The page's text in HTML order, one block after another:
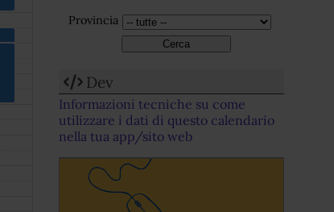
Provincia
Dev
Informazioni tecniche su come
utilizzare i dati di questo calendario
nella tua app/sito web